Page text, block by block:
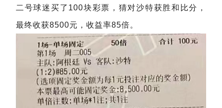
二号球迷买了100块彩票，猜对沙特获胜和比分，
最终收获8500元，收益率85倍。